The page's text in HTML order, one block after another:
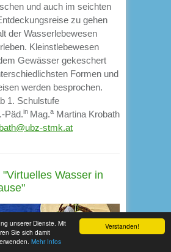
Verstanden!
unserer Dienste. Mit
Sie sich damit
Mehr Infos
und auch im seichten
zu gehen
der Wasserlebewesen
Kleinstlebewesen
Gewässer gekeschert
Formen und
werden besprochen.
1. Schulstufe
Päd.in Mag.a Martina Krobath
stmk.at
Wasser in